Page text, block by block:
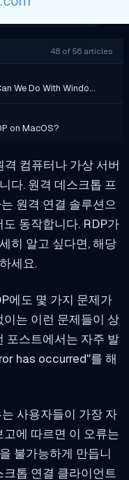
48 of 56 articles
We Do With Windo…
on MacOS?
컴퓨터나 가상 서버
다. 원격 데스크톱 프
원격 연결 솔루션으
동작합니다. RDP가
히 알고 싶다면, 해당
세요.
에도 몇 가지 문제가
는 이런 문제들이 상
포스트에서는 자주 발
has occurred"를 해
사용자들이 가장 자
에 따르면 이 오류는
불가능하게 만듭니
톱 연결 클라이언트